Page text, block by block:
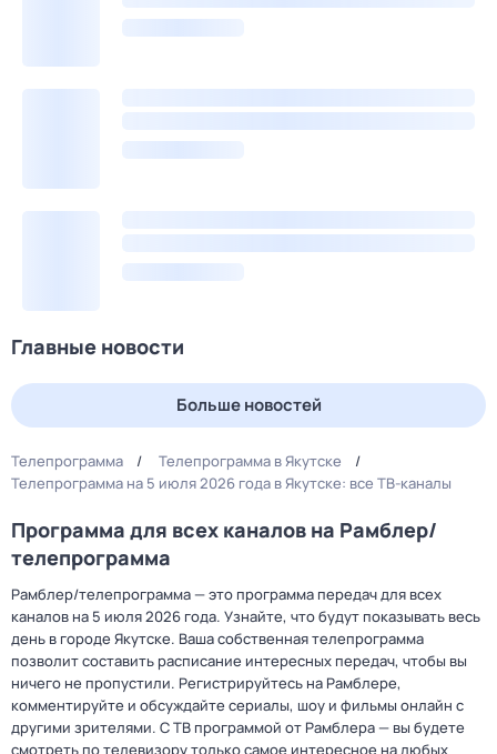
Главные новости
Больше новостей
Телепрограмма
Телепрограмма в Якутске
Телепрограмма на 5 июля 2026 года в Якутске: все ТВ-каналы
Программа для всех каналов на Рамблер/
телепрограмма
Рамблер/телепрограмма — это программа передач для всех
каналов на 5 июля 2026 года. Узнайте, что будут показывать весь
день в городе Якутске. Ваша собственная телепрограмма
позволит составить расписание интересных передач, чтобы вы
ничего не пропустили. Регистрируйтесь на Рамблере,
комментируйте и обсуждайте сериалы, шоу и фильмы онлайн с
другими зрителями. С ТВ программой от Рамблера — вы будете
смотреть по телевизору только самое интересное на любых